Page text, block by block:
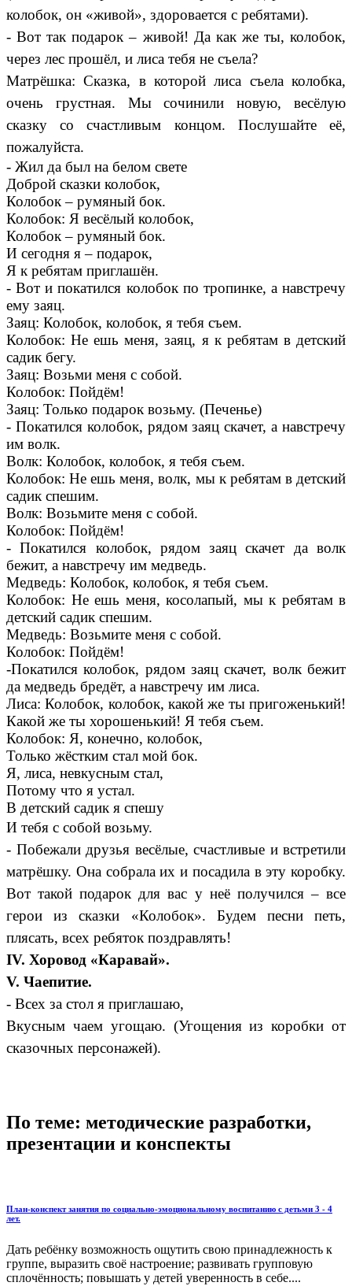
колобок, он «живой», здоровается с ребятами).
- Вот так подарок – живой! Да как же ты, колобок,
через лес прошёл, и лиса тебя не съела?
Матрёшка: Сказка, в которой лиса съела колобка,
очень грустная. Мы сочинили новую, весёлую
сказку со счастливым концом. Послушайте её,
пожалуйста.
- Жил да был на белом свете
Доброй сказки колобок,
Колобок – румяный бок.
Колобок: Я весёлый колобок,
Колобок – румяный бок.
И сегодня я – подарок,
Я к ребятам приглашён.
- Вот и покатился колобок по тропинке, а навстречу
ему заяц.
Заяц: Колобок, колобок, я тебя съем.
Колобок: Не ешь меня, заяц, я к ребятам в детский
садик бегу.
Заяц: Возьми меня с собой.
Колобок: Пойдём!
Заяц: Только подарок возьму. (Печенье)
- Покатился колобок, рядом заяц скачет, а навстречу
им волк.
Волк: Колобок, колобок, я тебя съем.
Колобок: Не ешь меня, волк, мы к ребятам в детский
садик спешим.
Волк: Возьмите меня с собой.
Колобок: Пойдём!
- Покатился колобок, рядом заяц скачет да волк
бежит, а навстречу им медведь.
Медведь: Колобок, колобок, я тебя съем.
Колобок: Не ешь меня, косолапый, мы к ребятам в
детский садик спешим.
Медведь: Возьмите меня с собой.
Колобок: Пойдём!
-Покатился колобок, рядом заяц скачет, волк бежит
да медведь бредёт, а навстречу им лиса.
Лиса: Колобок, колобок, какой же ты пригоженький!
Какой же ты хорошенький! Я тебя съем.
Колобок: Я, конечно, колобок,
Только жёстким стал мой бок.
Я, лиса, невкусным стал,
Потому что я устал.
В детский садик я спешу
И тебя с собой возьму.
- Побежали друзья весёлые, счастливые и встретили
матрёшку. Она собрала их и посадила в эту коробку.
Вот такой подарок для вас у неё получился – все
герои из сказки «Колобок». Будем песни петь,
плясать, всех ребяток поздравлять!
IV. Хоровод «Каравай».
V. Чаепитие.
- Всех за стол я приглашаю,
Вкусным чаем угощаю. (Угощения из коробки от
сказочных персонажей).
По теме: методические разработки,
презентации и конспекты
План-конспект занятия по социально-эмоциональному воспитанию с детьми 3 - 4
лет.
Дать ребёнку возможность ощутить свою принадлежность к
группе, выразить своё настроение; развивать групповую
сплочённость; повышать у детей уверенность в себе....